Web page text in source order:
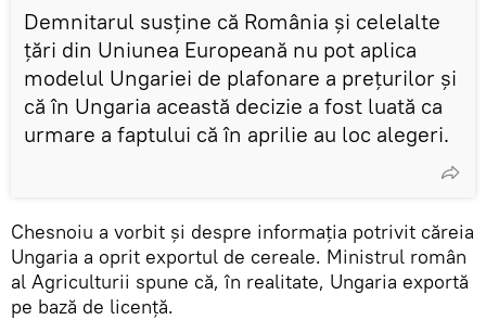
Demnitarul susține că România și celelalte
țări din Uniunea Europeană nu pot aplica
modelul Ungariei de plafonare a prețurilor și
că în Ungaria această decizie a fost luată ca
urmare a faptului că în aprilie au loc alegeri.
Chesnoiu a vorbit și despre informația potrivit căreia
Ungaria a oprit exportul de cereale. Ministrul român
al Agriculturii spune că, în realitate, Ungaria exportă
pe bază de licență.